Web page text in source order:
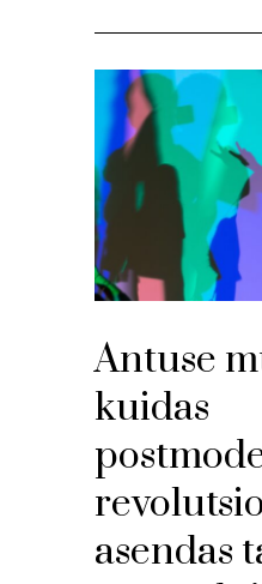
Antuse
kuidas
asendas